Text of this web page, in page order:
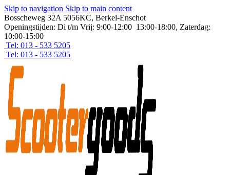
Skip to navigation Skip to main content
Bosscheweg 32A 5056KC, Berkel-Enschot
Openingstijden: Di t/m Vrij: 9:00-12:00 13:00-18:00, Zaterdag:
10:00-15:00
Tel: 013 - 533 5205
Tel: 013 - 533 5205